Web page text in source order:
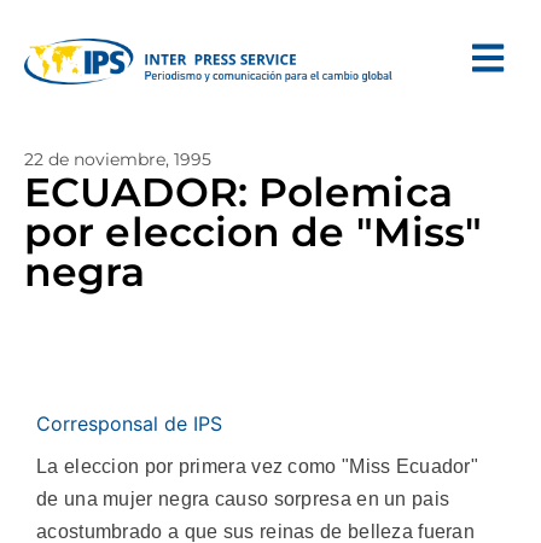
22 de noviembre, 1995
ECUADOR: Polemica
por eleccion de "Miss"
negra
Corresponsal de IPS
La eleccion por primera vez como "Miss Ecuador"
de una mujer negra causo sorpresa en un pais
acostumbrado a que sus reinas de belleza fueran